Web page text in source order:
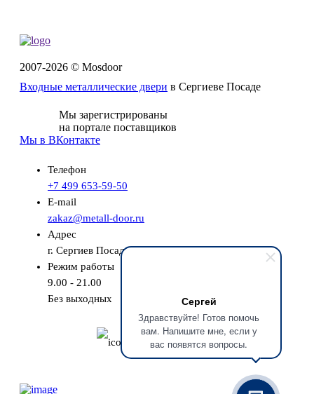
Сергей
Здравствуйте! Готов помочь
вам. Напишите мне, если у
вас появятся вопросы.
2007-2026 © Mosdoor
Входные металлические двери в Сергиеве Посаде
Мы зарегистрированы
на портале поставщиков
Мы в ВКонтакте
Телефон
+7 499 653-59-50
E-mail
zakaz@metall-door.ru
Адрес
г. Сергиев Посад
Режим работы
9.00 - 21.00
Без выходных
Бесплатный замер